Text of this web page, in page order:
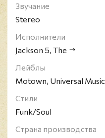
Звучание
Stereo
Исполнители
Jackson 5, The
Лейблы
Motown, Universal Music
Стили
Funk/Soul
Страна производства